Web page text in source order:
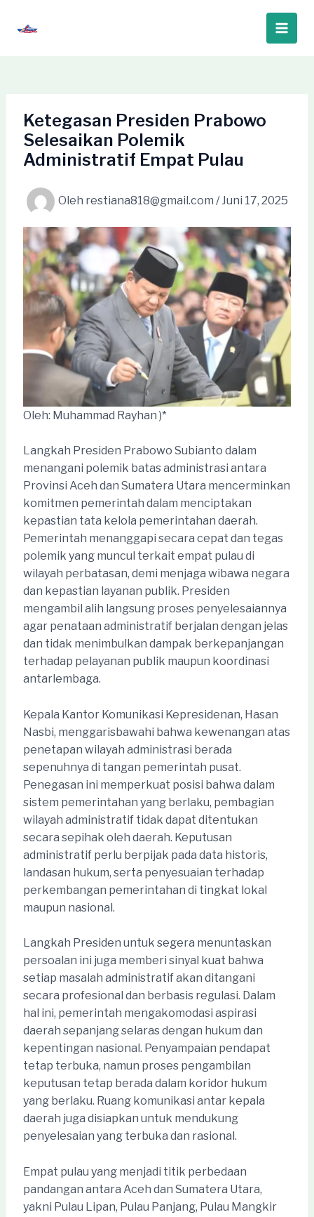
Main
Ketegasan Presiden Prabowo
Selesaikan Polemik
Administratif Empat Pulau
Oleh restiana818@gmail.com /Juni 17, 2025
Oleh: Muhammad Rayhan )*
Langkah Presiden Prabowo Subianto dalam
menangani polemik batas administrasi antara
Provinsi Aceh dan Sumatera Utara mencerminkan
komitmen pemerintah dalam menciptakan
kepastian tata kelola pemerintahan daerah.
Pemerintah menanggapi secara cepat dan tegas
polemik yang muncul terkait empat pulau di
wilayah perbatasan, demi menjaga wibawa negara
dan kepastian layanan publik. Presiden
mengambil alih langsung proses penyelesaiannya
agar penataan administratif berjalan dengan jelas
dan tidak menimbulkan dampak berkepanjangan
terhadap pelayanan publik maupun koordinasi
antarlembaga.
Kepala Kantor Komunikasi Kepresidenan, Hasan
Nasbi, menggarisbawahi bahwa kewenangan atas
penetapan wilayah administrasi berada
sepenuhnya di tangan pemerintah pusat.
Penegasan ini memperkuat posisi bahwa dalam
sistem pemerintahan yang berlaku, pembagian
wilayah administratif tidak dapat ditentukan
secara sepihak oleh daerah. Keputusan
administratif perlu berpijak pada data historis,
landasan hukum, serta penyesuaian terhadap
perkembangan pemerintahan di tingkat lokal
maupun nasional.
Langkah Presiden untuk segera menuntaskan
persoalan ini juga memberi sinyal kuat bahwa
setiap masalah administratif akan ditangani
secara profesional dan berbasis regulasi. Dalam
hal ini, pemerintah mengakomodasi aspirasi
daerah sepanjang selaras dengan hukum dan
kepentingan nasional. Penyampaian pendapat
tetap terbuka, namun proses pengambilan
keputusan tetap berada dalam koridor hukum
yang berlaku. Ruang komunikasi antar kepala
daerah juga disiapkan untuk mendukung
penyelesaian yang terbuka dan rasional.
Empat pulau yang menjadi titik perbedaan
pandangan antara Aceh dan Sumatera Utara,
yakni Pulau Lipan, Pulau Panjang, Pulau Mangkir